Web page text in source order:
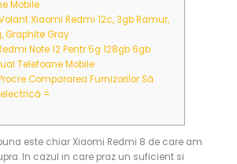
Mobile
Xiaomi Redmi 12c, 3gb Ramur,
Graphite Gray
Note 12 Pentr 5g 128gb 6gb
Telefoane Mobile
Compararea Furnizorilor Să
=
este chiar Xiaomi Redmi 8 de care am
In cazul in care praz un suficient si